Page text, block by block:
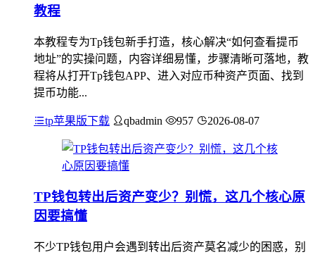
教程
本教程专为Tp钱包新手打造，核心解决“如何查看提币
地址”的实操问题，内容详细易懂，步骤清晰可落地，教
程将从打开Tp钱包APP、进入对应币种资产页面、找到
提币功能...
tp苹果版下载 qbadmin 957 2026-08-07
TP钱包转出后资产变少？别慌，这几个核心原
因要搞懂
不少TP钱包用户会遇到转出后资产莫名减少的困惑，别